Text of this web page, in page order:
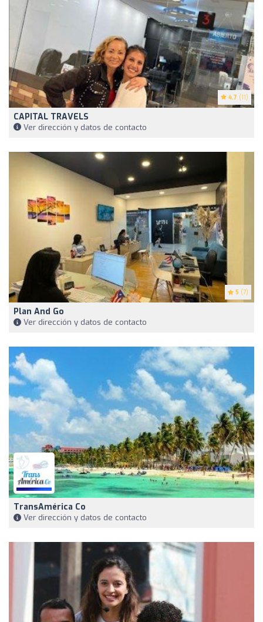
4.7 (11)
CAPITAL TRAVELS
Ver dirección y datos de contacto
5 (7)
Plan And Go
Ver dirección y datos de contacto
TransAmérica Co
Ver dirección y datos de contacto